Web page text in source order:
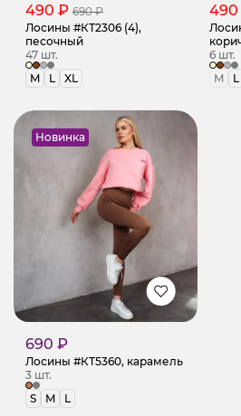
490 ₽ 690 ₽
Лосины #КТ2306 (4),
песочный
47 шт.
M
L XL
6 шт.
M
L
Новинка
690 ₽
Лосины #КТ5360, карамель
3 шт.
S
M L